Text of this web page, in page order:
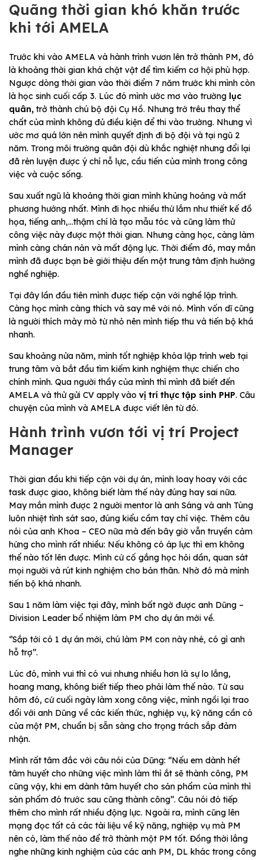
Quãng thời gian khó khăn trước
khi tới AMELA
Trước khi vào AMELA và hành trình vươn lên trở thành PM, đó
là khoảng thời gian khá chật vật để tìm kiếm cơ hội phù hợp.
Ngược dòng thời gian vào thời điểm 7 năm trước khi mình còn
là học sinh cuối cấp 3. Lúc đó mình ước mơ vào trường lục
quân, trở thành chú bộ đội Cụ Hồ. Nhưng trớ trêu thay thể
chất của mình không đủ điều kiện để thi vào trường. Nhưng vì
ước mơ quá lớn nên mình quyết định đi bộ đội và tại ngũ 2
năm. Trong môi trường quân đội dù khắc nghiệt nhưng đổi lại
đã rèn luyện được ý chí nỗ lực, cầu tiến của mình trong công
việc và cuộc sống.
Sau xuất ngũ là khoảng thời gian mình khủng hoảng và mất
phương hướng nhất. Mình đi học nhiều thứ lắm như thiết kế đồ
họa, tiếng anh,…thậm chí là tạo mẫu tóc và cũng làm thử
công việc này được một thời gian. Nhưng càng học, càng làm
mình càng chán nản và mất động lực. Thời điểm đó, may mắn
mình đã được bạn bè giới thiệu đến một trung tâm định hướng
nghề nghiệp.
Tại đây lần đầu tiên mình được tiếp cận với nghề lập trình.
Càng học mình càng thích và say mê với nó. Mình vốn dĩ cũng
là người thích mày mò từ nhỏ nên mình tiếp thu và tiến bộ khá
nhanh.
Sau khoảng nửa năm, mình tốt nghiệp khóa lập trình web tại
trung tâm và bắt đầu tìm kiếm kinh nghiệm thực chiến cho
chính mình. Qua người thầy của mình thì mình đã biết đến
AMELA và thử gửi CV apply vào vị trí thực tập sinh PHP. Câu
chuyện của mình và AMELA được viết lên từ đó.
Hành trình vươn tới vị trí Project
Manager
Thời gian đầu khi tiếp cận với dự án, mình loay hoay với các
task được giao, không biết làm thế này đúng hay sai nữa.
May mắn mình được 2 người mentor là anh Sáng và anh Tùng
luôn nhiệt tình sát sao, đúng kiểu cầm tay chỉ việc. Thêm câu
nói của anh Khoa – CEO nữa mà đến bây giờ vẫn truyền cảm
hứng cho mình rất nhiều: Nếu không có áp lực thì em không
thể nào tốt lên được. Mình cứ cố gắng học hỏi dần, quan sát
mọi người và rút kinh nghiệm cho bản thân. Nhờ đó mà mình
tiến bộ khá nhanh.
Sau 1 năm làm việc tại đây, mình bất ngờ được anh Dũng –
Division Leader bổ nhiệm làm PM cho dự án mới về.
‘’Sắp tới có 1 dự án mới, chú làm PM con này nhé, có gì anh
hỗ trợ’’.
Lúc đó, mình vui thì có vui nhưng nhiều hơn là sự lo lắng,
hoang mang, không biết tiếp theo phải làm thế nào. Từ sau
hôm đó, cứ cuối ngày làm xong công việc, mình ngồi lại trao
đổi với anh Dũng về các kiến thức, nghiệp vụ, kỹ năng cần có
của một PM, chuẩn bị sẵn sàng cho trọng trách sắp đảm
nhận.
Mình rất tâm đắc với câu nói của Dũng: ‘’Nếu em dành hết
tâm huyết cho những việc mình làm thì ắt sẽ thành công, PM
cũng vậy, khi em dành tâm huyết cho sản phẩm của mình thì
sản phẩm đó trước sau cũng thành công’’. Câu nói đó tiếp
thêm cho mình rất nhiều động lực. Ngoài ra, mình cũng lên
mạng đọc tất cả các tài liệu về kỹ năng, nghiệp vụ mà PM
nên có, làm thế nào để trở thành một PM tốt. Đồng thời lắng
nghe những kinh nghiệm của các anh PM, DL khác trong công